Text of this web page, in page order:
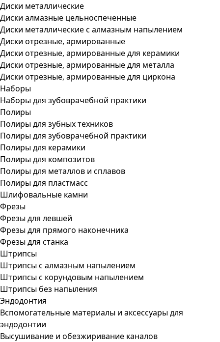
Диски металлические
Диски алмазные цельноспеченные
Диски металлические с алмазным напылением
Диски отрезные, армированные
Диски отрезные, армированные для керамики
Диски отрезные, армированные для металла
Диски отрезные, армированные для циркона
Наборы
Наборы для зубоврачебной практики
Полиры
Полиры для зубных техников
Полиры для зубоврачебной практики
Полиры для керамики
Полиры для композитов
Полиры для металлов и сплавов
Полиры для пластмасс
Шлифовальные камни
Фрезы
Фрезы для левшей
Фрезы для прямого наконечника
Фрезы для станка
Штрипсы
Штрипсы c алмазным напылением
Штрипсы c корундовым напылением
Штрипсы без напыления
Эндодонтия
Вспомогательные материалы и аксессуары для
эндодонтии
Высушивание и обезжиривание каналов